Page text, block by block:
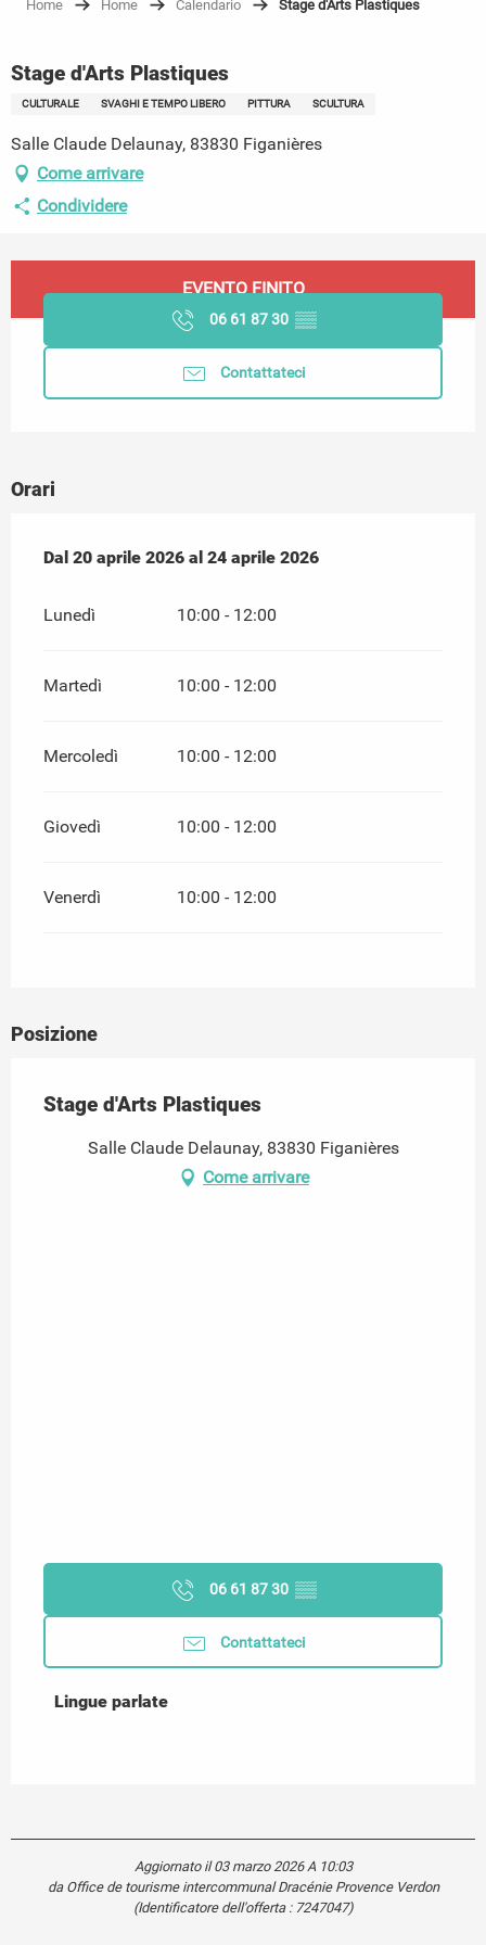
Home Home Calendario Stage d'Arts Plastiques
Stage d'Arts Plastiques
CULTURALE SVAGHI E TEMPO LIBERO PITTURA SCULTURA
Salle Claude Delaunay, 83830 Figanières
Come arrivare
Condividere
EVENTO FINITO
06 61 87 30 ▒▒
Contattateci
Orari
Dal 20 aprile 2026 al 24 aprile 2026
Dal 20 aprile 2026 al 24 aprile 2026
Lunedì 10:00 - 12:00
Martedì 10:00 - 12:00
Mercoledì 10:00 - 12:00
Giovedì 10:00 - 12:00
Venerdì 10:00 - 12:00
Posizione
Stage d'Arts Plastiques
Salle Claude Delaunay, 83830 Figanières
Come arrivare
06 61 87 30 ▒▒
Contattateci
Lingue parlate
Lingue parlate
Aggiornato il 03 marzo 2026 A 10:03
da Office de tourisme intercommunal Dracénie Provence Verdon
(Identificatore dell'offerta : 7247047)